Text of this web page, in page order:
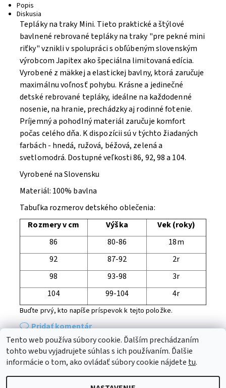
Popis
Diskusia
Tepláky na traky Mini. Tieto praktické a štýlové
bavlnené rebrované tepláky na traky "pre pekné mini
riťky" vznikli v spolupráci s obľúbeným slovenským
výrobcom Japitex ako špeciálna limitovaná edícia.
Vyrobené z mäkkej a elastickej bavlny, ktorá zaručuje
maximálnu voľnosť pohybu. Krásne a jedinečné
detské rebrované tepláky, ideálne na každodenné
nosenie, na hranie, prechádzky aj rodinné fotenie.
Príjemný a pohodlný materiál zaručuje komfort
počas celého dňa. K dispozícii sú v týchto žiadaných
farbách - hnedá, ružová, béžová, zelená a
svetlomodrá. Dostupné veľkosti 86, 92, 98 a 104.
Vyrobené na Slovensku
Materiál: 100% bavlna
Tabuľka rozmerov detského oblečenia:
Rozmery v cm
Výška
Vek (roky)
86
80-86
18m
92
87-92
2r
98
93-98
3r
104
99-104 4r
Buďte prvý, kto napíše príspevok k tejto položke.
Pridať komentár
Médiá
Tento web používa súbory cookie. Ďalším prechádzaním
tohto webu vyjadrujete súhlas s ich používaním. Ďalšie
informácie o tom, ako ovládať súbory cookie nájdete tu.